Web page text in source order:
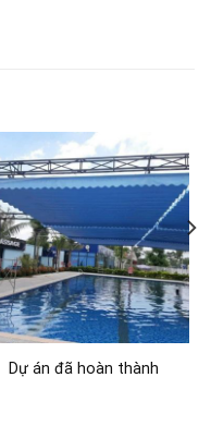
Dự án đã hoàn thành